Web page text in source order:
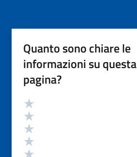
Quanto sono chiare le
informazioni su questa
pagina?
Valutazione